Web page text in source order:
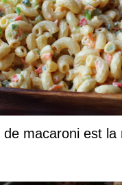
de macaroni est la